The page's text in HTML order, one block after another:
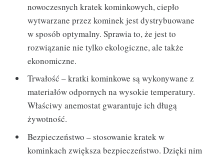
nowoczesnych kratek kominkowych, ciepło
wytwarzane przez kominek jest dystrybuowane
w sposób optymalny. Sprawia to, że jest to
rozwiązanie nie tylko ekologiczne, ale także
ekonomiczne.
Trwałość – kratki kominkowe są wykonywane z
materiałów odpornych na wysokie temperatury.
Właściwy anemostat gwarantuje ich długą
żywotność.
Bezpieczeństwo – stosowanie kratek w
kominkach zwiększa bezpieczeństwo. Dzięki nim